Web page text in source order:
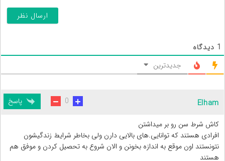
1 دیدگاه
جدیدترین
Elham
کاش شرط سن رو بر میداشتن
افرادی هستند که توانایی.های بالایی دارن ولی بخاطر شرایط زندگیشون
نتونستند اون موقع به اندازه بخونن و الان شروع به تحصیل کردن و موفق هم
هستند
0 پاسخ